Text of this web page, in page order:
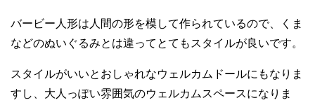
バービー人形は人間の形を模して作られているので、くま
などのぬいぐるみとは違ってとてもスタイルが良いです。
スタイルがいいとおしゃれなウェルカムドールにもなりま
すし、大人っぽい雰囲気のウェルカムスペースになりま